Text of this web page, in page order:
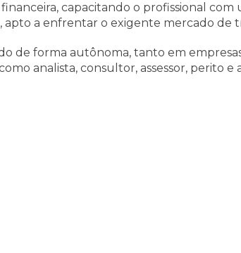
capacitando o profissional com
apto a enfrentar o exigente mercado de
de forma autônoma, tanto em
analista, consultor, assessor, perito e